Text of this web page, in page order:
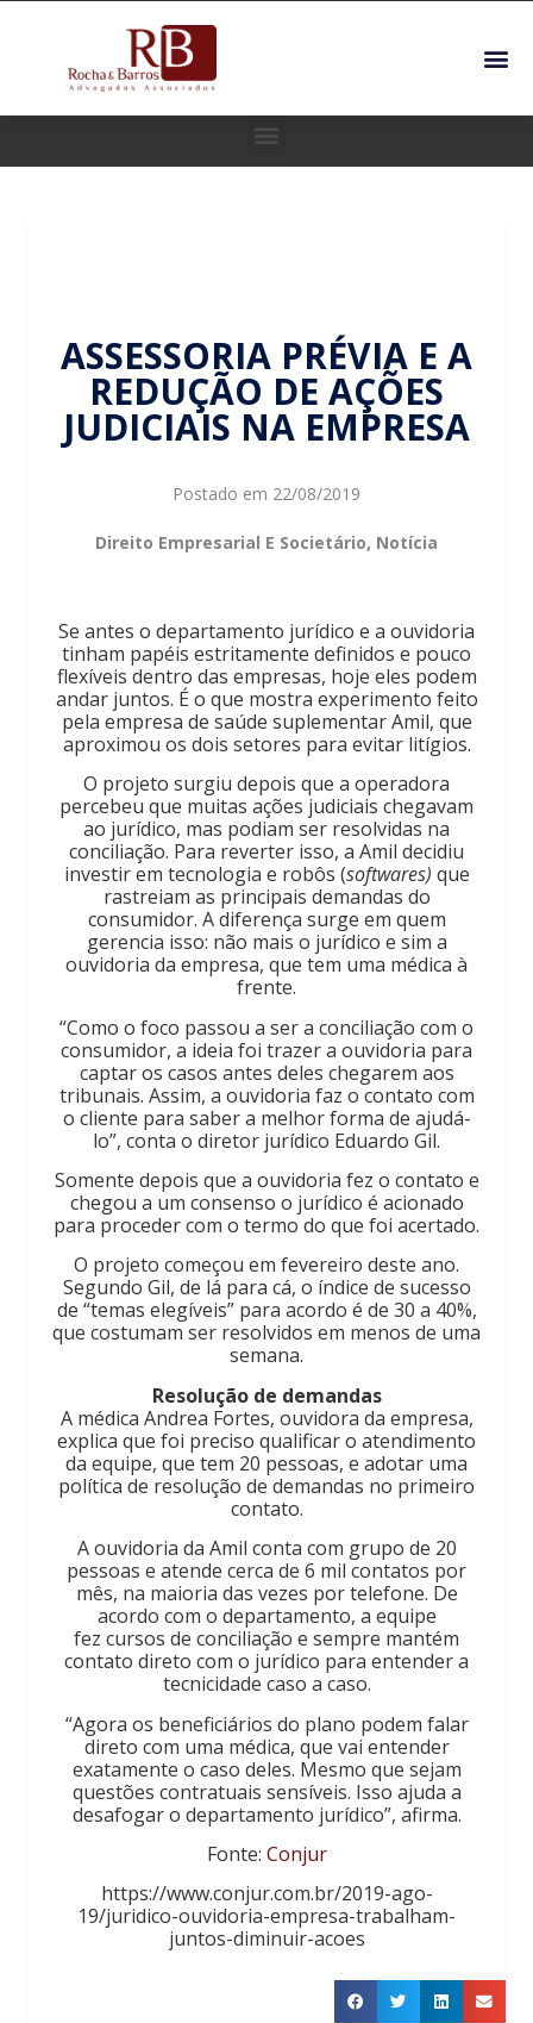
ASSESSORIA PRÉVIA E A
REDUÇÃO DE AÇÕES
JUDICIAIS NA EMPRESA
Postado em 22/08/2019
Direito Empresarial E Societário, Notícia
Se antes o departamento jurídico e a ouvidoria
tinham papéis estritamente definidos e pouco
flexíveis dentro das empresas, hoje eles podem
andar juntos. É o que mostra experimento feito
pela empresa de saúde suplementar Amil, que
aproximou os dois setores para evitar litígios.
O projeto surgiu depois que a operadora
percebeu que muitas ações judiciais chegavam
ao jurídico, mas podiam ser resolvidas na
conciliação. Para reverter isso, a Amil decidiu
investir em tecnologia e robôs (softwares) que
rastreiam as principais demandas do
consumidor. A diferença surge em quem
gerencia isso: não mais o jurídico e sim a
ouvidoria da empresa, que tem uma médica à
frente.
“Como o foco passou a ser a conciliação com o
consumidor, a ideia foi trazer a ouvidoria para
captar os casos antes deles chegarem aos
tribunais. Assim, a ouvidoria faz o contato com
o cliente para saber a melhor forma de ajudá-
lo”, conta o diretor jurídico Eduardo Gil.
Somente depois que a ouvidoria fez o contato e
chegou a um consenso o jurídico é acionado
para proceder com o termo do que foi acertado.
O projeto começou em fevereiro deste ano.
Segundo Gil, de lá para cá, o índice de sucesso
de “temas elegíveis” para acordo é de 30 a 40%,
que costumam ser resolvidos em menos de uma
semana.
Resolução de demandas
A médica Andrea Fortes, ouvidora da empresa,
explica que foi preciso qualificar o atendimento
da equipe, que tem 20 pessoas, e adotar uma
política de resolução de demandas no primeiro
contato.
A ouvidoria da Amil conta com grupo de 20
pessoas e atende cerca de 6 mil contatos por
mês, na maioria das vezes por telefone. De
acordo com o departamento, a equipe
fez cursos de conciliação e sempre mantém
contato direto com o jurídico para entender a
tecnicidade caso a caso.
“Agora os beneficiários do plano podem falar
direto com uma médica, que vai entender
exatamente o caso deles. Mesmo que sejam
questões contratuais sensíveis. Isso ajuda a
desafogar o departamento jurídico”, afirma.
Fonte: Conjur
https://www.conjur.com.br/2019-ago-
19/juridico-ouvidoria-empresa-trabalham-
juntos-diminuir-acoes